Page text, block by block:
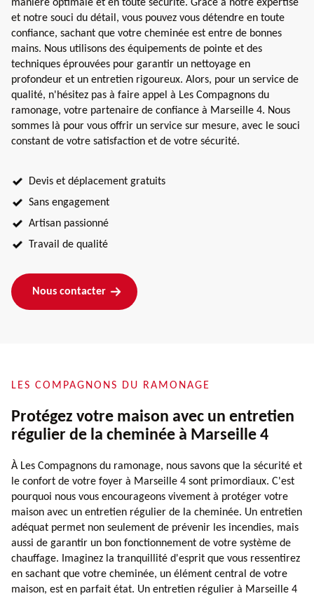
manière optimale et en toute sécurité. Grâce à notre expertise
et notre souci du détail, vous pouvez vous détendre en toute
confiance, sachant que votre cheminée est entre de bonnes
mains. Nous utilisons des équipements de pointe et des
techniques éprouvées pour garantir un nettoyage en
profondeur et un entretien rigoureux. Alors, pour un service de
qualité, n'hésitez pas à faire appel à Les Compagnons du
ramonage, votre partenaire de confiance à Marseille 4. Nous
sommes là pour vous offrir un service sur mesure, avec le souci
constant de votre satisfaction et de votre sécurité.
Devis et déplacement gratuits
Sans engagement
Artisan passionné
Travail de qualité
Nous contacter
LES COMPAGNONS DU RAMONAGE
Protégez votre maison avec un entretien
régulier de la cheminée à Marseille 4
À Les Compagnons du ramonage, nous savons que la sécurité et
le confort de votre foyer à Marseille 4 sont primordiaux. C'est
pourquoi nous vous encourageons vivement à protéger votre
maison avec un entretien régulier de la cheminée. Un entretien
adéquat permet non seulement de prévenir les incendies, mais
aussi de garantir un bon fonctionnement de votre système de
chauffage. Imaginez la tranquillité d'esprit que vous ressentirez
en sachant que votre cheminée, un élément central de votre
maison, est en parfait état. Un entretien régulier à Marseille 4